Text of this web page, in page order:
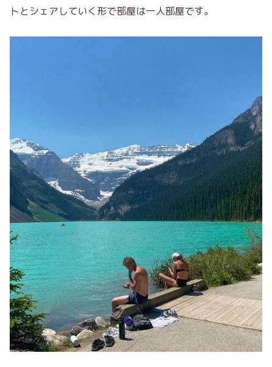
トとシェアしていく形で部屋は一人部屋です。